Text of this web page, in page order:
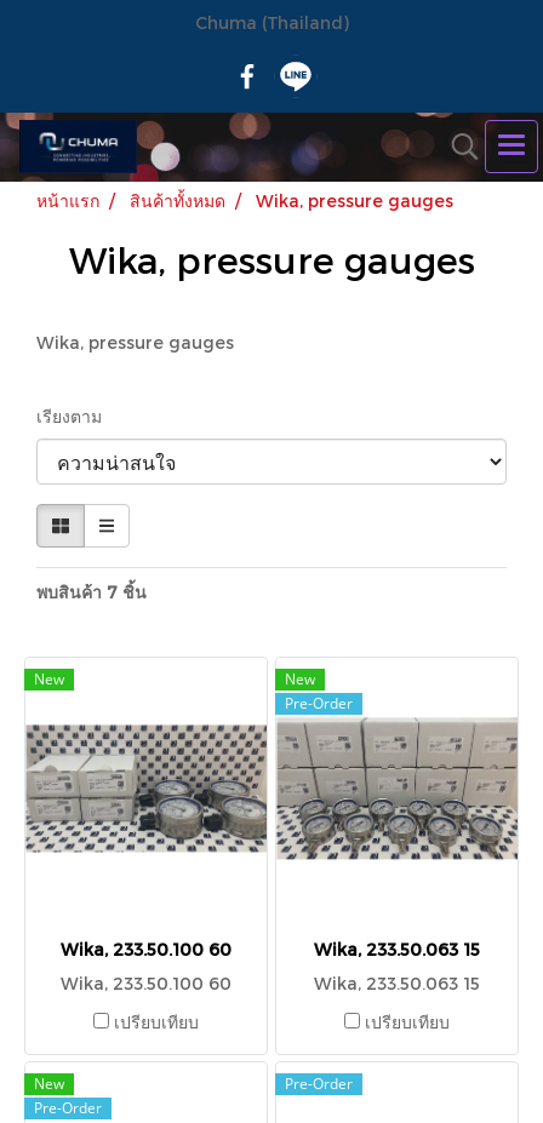
Chuma (Thailand)
หน้าแรก สินค้าทั้งหมด Wika, pressure gauges
Wika, pressure gauges
Wika, pressure gauges
เรียงตาม
พบสินค้า 7 ชิ้น
New
Wika, 233.50.100 60
Wika, 233.50.100 60
เปรียบเทียบ
New
Pre-Order
Wika, 233.50.063 15
Wika, 233.50.063 15
เปรียบเทียบ
New
Pre-Order
Pre-Order